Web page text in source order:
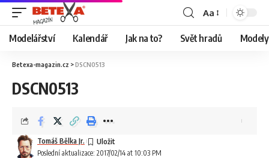
Aa
Modelářství Kalendář Jak na to? Svět hradů
Betexa-magazin.cz >DSCN0513
DSCN0513
Poslední aktualizace: 2017/02/14 at 10:03 PM
Tomáš Bělka Jr.